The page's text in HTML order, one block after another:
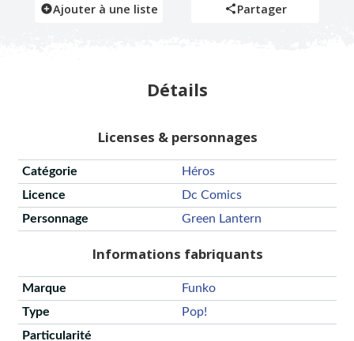
Ajouter à une liste
Partager
Détails
Licenses & personnages
Catégorie
Héros
Licence
Dc Comics
Personnage
Green Lantern
Informations fabriquants
Marque
Funko
Type
Pop!
Particularité